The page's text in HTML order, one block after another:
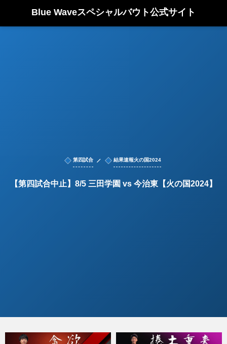
Blue Waveスペシャルバウト公式サイト
第四試合 結果速報火の国2024
【第四試合中止】8/5 三田学園 vs 今治東【火の国2024】